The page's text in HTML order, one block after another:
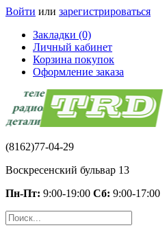
Войти или зарегистрироваться
Закладки (0)
Личный кабинет
Корзина покупок
Оформление заказа
(8162)77-04-29
Воскресенский бульвар 13
Пн-Пт: 9:00-19:00 Сб: 9:00-17:00